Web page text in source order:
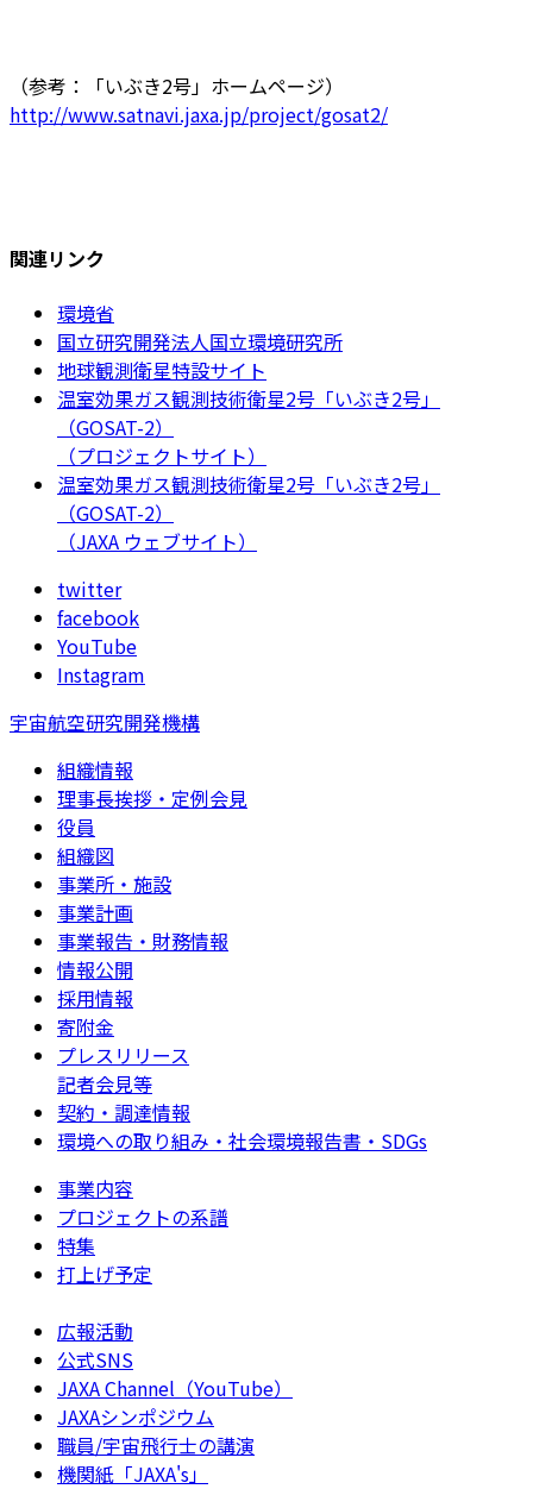
（参考：「いぶき2号」ホームページ）
http://www.satnavi.jaxa.jp/project/gosat2/
関連リンク
環境省
国立研究開発法人国立環境研究所
地球観測衛星特設サイト
温室効果ガス観測技術衛星2号「いぶき2号」
（GOSAT-2）
（プロジェクトサイト）
温室効果ガス観測技術衛星2号「いぶき2号」
（GOSAT-2）
（JAXA ウェブサイト）
twitter
facebook
YouTube
Instagram
宇宙航空研究開発機構
組織情報
理事長挨拶・定例会見
役員
組織図
事業所・施設
事業計画
事業報告・財務情報
情報公開
採用情報
寄附金
プレスリリース
記者会見等
契約・調達情報
環境への取り組み・社会環境報告書・SDGs
事業内容
プロジェクトの系譜
特集
打上げ予定
広報活動
公式SNS
JAXA Channel（YouTube）
JAXAシンポジウム
職員/宇宙飛行士の講演
機関紙「JAXA's」